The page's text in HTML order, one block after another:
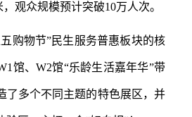
观众规模预计突破10万人次。
购物节”民生服务普惠板块的核
馆、W2馆“乐龄生活嘉年华”带
了多个不同主题的特色展区，并